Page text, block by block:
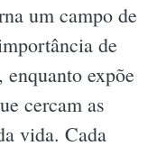
um campo de
de
expõe
cercam as
vida. Cada